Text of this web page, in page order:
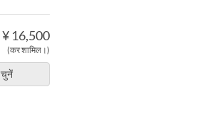
¥ 16,500
(कर शामिल।)
चुनें